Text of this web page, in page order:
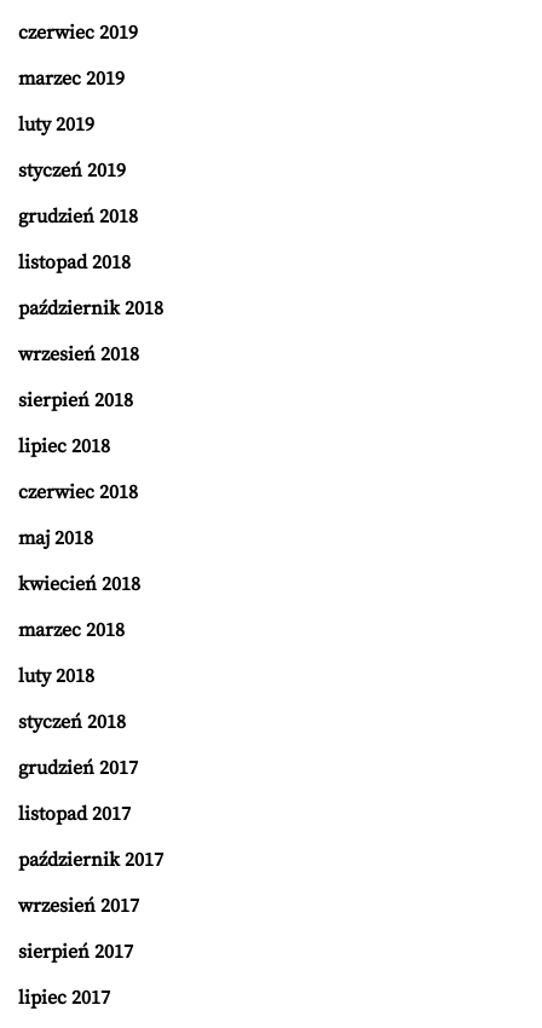
czerwiec 2019
marzec 2019
luty 2019
styczeń 2019
grudzień 2018
listopad 2018
październik 2018
wrzesień 2018
sierpień 2018
lipiec 2018
czerwiec 2018
maj 2018
kwiecień 2018
marzec 2018
luty 2018
styczeń 2018
grudzień 2017
listopad 2017
październik 2017
wrzesień 2017
sierpień 2017
lipiec 2017